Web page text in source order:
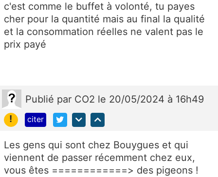
c'est comme le buffet à volonté, tu payes
cher pour la quantité mais au final la qualité
et la consommation réelles ne valent pas le
prix payé
Publié par CO2 le 20/05/2024 à 16h49
!
citer
Les gens qui sont chez Bouygues et qui
viennent de passer récemment chez eux,
vous êtes ============> des pigeons !